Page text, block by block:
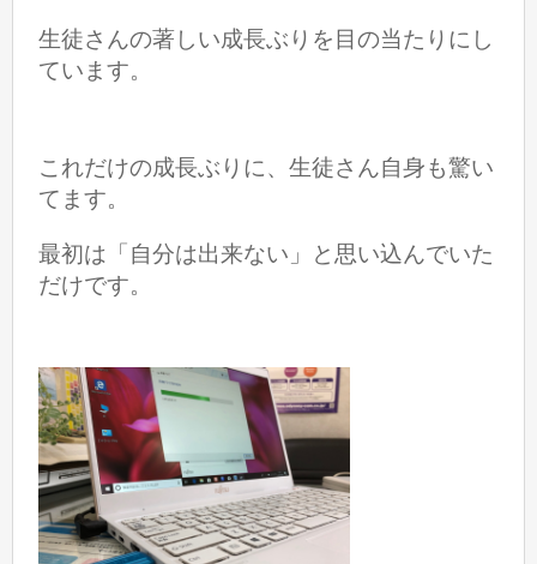
生徒さんの著しい成長ぶりを目の当たりにし
ています。
これだけの成長ぶりに、生徒さん自身も驚い
てます。
最初は「自分は出来ない」と思い込んでいた
だけです。